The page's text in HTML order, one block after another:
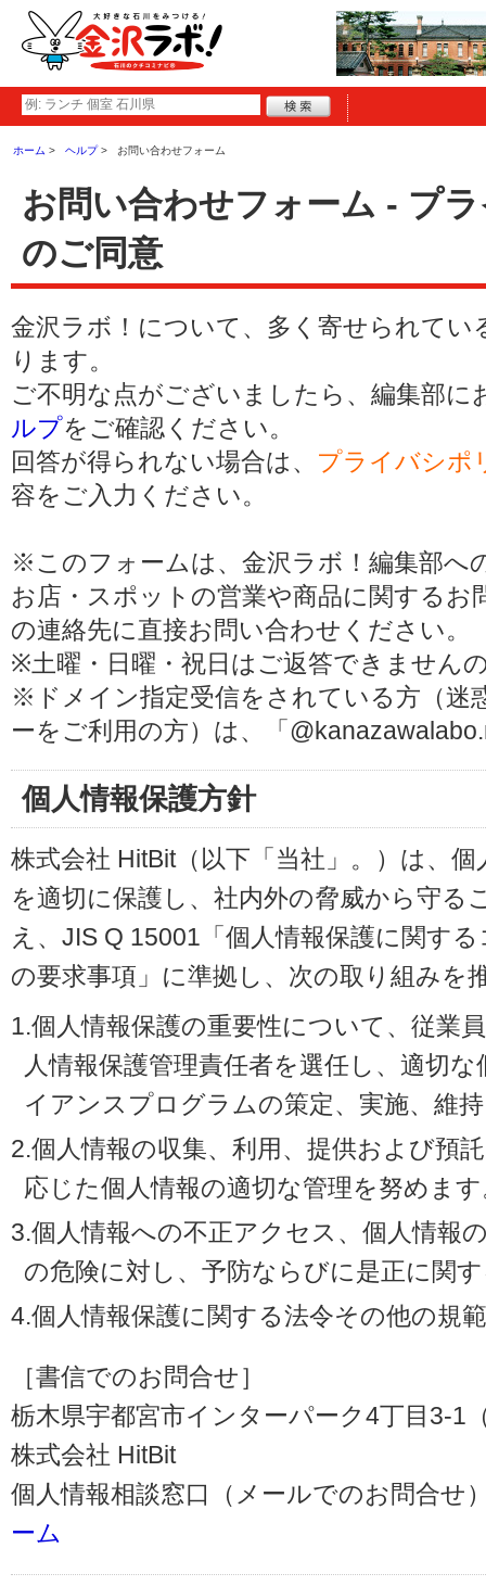
ホーム ヘルプ お問い合わせフォーム
お問い合わせフォーム - プ
のご同意
金沢ラボ！について、多く寄せられてい
ります。
ご不明な点がございましたら、編集部
ルプをご確認ください。
回答が得られない場合は、 プライバシポ
容をご入力ください。
※このフォームは、金沢ラボ！編集部へ
お店・スポットの営業や商品に関する
の連絡先に直接お問い合わせください。
※土曜・日曜・祝日はご返答できません
※ドメイン指定受信をされている方（迷
ーをご利用の方）は、「
個人情報保護方針
株式会社 HitBit（以下「当社」。）は、
を適切に保護し、社内外の脅威から守る
え、JIS Q 15001「個人情報保護に関す
の要求事項」に準拠し、次の取り組みを
1.個人情報保護の重要性について、従業
人情報保護管理責任者を選任し、適切
イアンスプログラムの策定、実施、維
2.個人情報の収集、利用、提供および預
応じた個人情報の適切な管理を努めま
3.個人情報への不正アクセス、個人情報
の危険に対し、予防ならびに是正に関
4.個人情報保護に関する法令その他の規
［書信でのお問合せ］
栃木県宇都宮市インターパーク4丁目3-1
株式会社 HitBit
個人情報相談窓口（メールでのお問合せ
ーム